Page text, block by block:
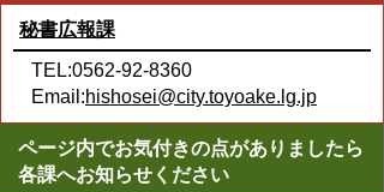
秘書広報課
TEL:0562-92-8360
Email:hishosei@city.toyoake.lg.jp
ページ内でお気付きの点がありましたら
各課へお知らせください